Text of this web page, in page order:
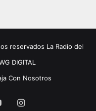
reservados La Radio del
DIGITAL
Con Nosotros
YouTubeInstagram